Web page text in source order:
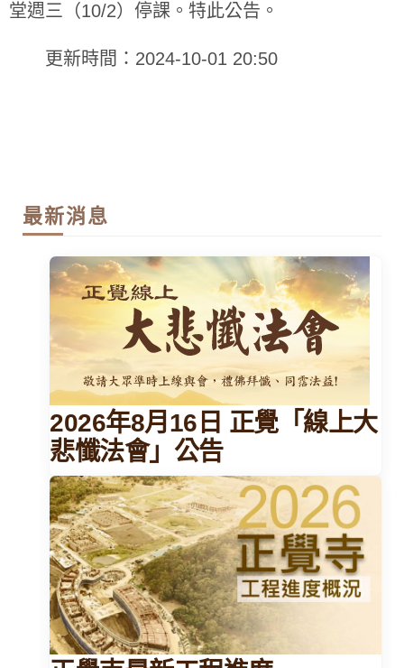
堂週三（10/2）停課。特此公告。
更新時間：2024-10-01 20:50
最新消息
2026年8月16日 正覺「線上大
悲懺法會」公告